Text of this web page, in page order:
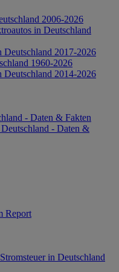
2006-2026
in Deutschland
2017-2026
1960-2026
2014-2026
- Daten & Fakten
- Daten &
Report
in Deutschland